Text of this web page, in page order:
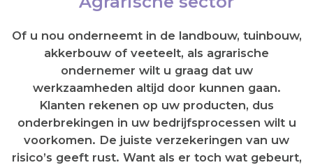
Of u nou onderneemt in de landbouw, tuinbouw,
akkerbouw of veeteelt, als agrarische
ondernemer wilt u graag dat uw
werkzaamheden altijd door kunnen gaan.
Klanten rekenen op uw producten, dus
onderbrekingen in uw bedrijfsprocessen wilt u
voorkomen. De juiste verzekeringen van uw
risico’s geeft rust. Want als er toch wat gebeurt,